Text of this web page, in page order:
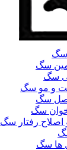
سگ
سگ
و مو سگ
سگ
سگ
اصلاح رفتار سگ
ها سگ